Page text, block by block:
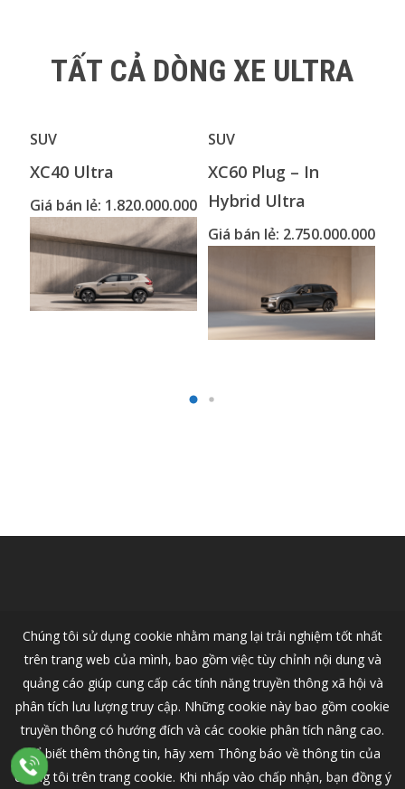
TẤT CẢ DÒNG XE ULTRA
SUV
XC40 Ultra
Giá bán lẻ: 1.820.000.000
SUV
XC60 Plug – In
Hybrid Ultra
Giá bán lẻ: 2.750.000.000
© 2026 VOLVO CAR HANOI - Nhà Phân Phối Ô Tô Volvo Chính Thức
Chúng tôi sử dụng cookie nhằm mang lại trải nghiệm tốt nhất
trên trang web của mình, bao gồm việc tùy chỉnh nội dung và
quảng cáo giúp cung cấp các tính năng truyền thông xã hội và
phân tích lưu lượng truy cập. Những cookie này bao gồm cookie
truyền thông có hướng đích và các cookie phân tích nâng cao.
Để biết thêm thông tin, hãy xem Thông báo về thông tin của
chúng tôi trên trang cookie. Khi nhấp vào chấp nhận, bạn đồng ý